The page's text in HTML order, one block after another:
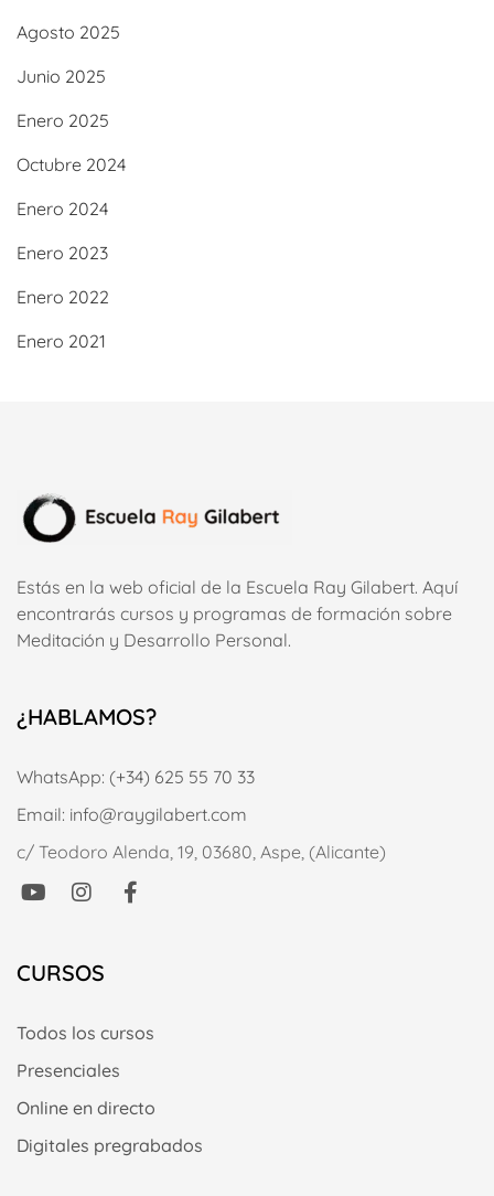
Agosto 2025
Junio 2025
Enero 2025
Octubre 2024
Enero 2024
Enero 2023
Enero 2022
Enero 2021
Estás en la web oficial de la Escuela Ray Gilabert. Aquí
encontrarás cursos y programas de formación sobre
Meditación y Desarrollo Personal.
¿HABLAMOS?
WhatsApp: (+34) 625 55 70 33
Email: info@raygilabert.com
c/ Teodoro Alenda, 19, 03680, Aspe, (Alicante)
CURSOS
Todos los cursos
Presenciales
Online en directo
Digitales pregrabados